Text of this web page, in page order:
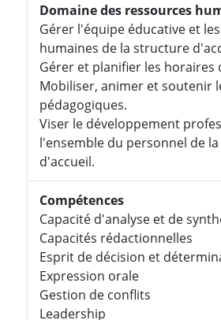
Domaine des ressources
Gérer l'équipe éducative et
humaines de la structure
Gérer et planifier les horaires
Mobiliser, animer et soutenir
pédagogiques.
Viser le développement
l'ensemble du personnel de
d'accueil.
Compétences
Capacité d'analyse et de
Capacités rédactionnelles
Esprit de décision et
Expression orale
Gestion de conflits
Leadership